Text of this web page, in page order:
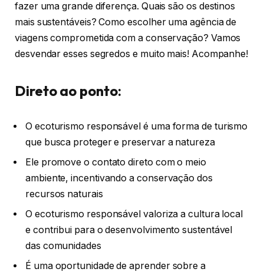
fazer uma grande diferença. Quais são os destinos
mais sustentáveis? Como escolher uma agência de
viagens comprometida com a conservação? Vamos
desvendar esses segredos e muito mais! Acompanhe!
Direto ao ponto:
O ecoturismo responsável é uma forma de turismo
que busca proteger e preservar a natureza
Ele promove o contato direto com o meio
ambiente, incentivando a conservação dos
recursos naturais
O ecoturismo responsável valoriza a cultura local
e contribui para o desenvolvimento sustentável
das comunidades
É uma oportunidade de aprender sobre a